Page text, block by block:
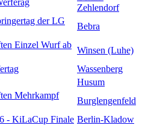
Zehlendorf
der LG
Bebra
Einzel Wurf ab
Winsen (Luhe)
Wassenberg
Husum
Mehrkampf
Burglengenfeld
- KiLaCup Finale Berlin-Kladow